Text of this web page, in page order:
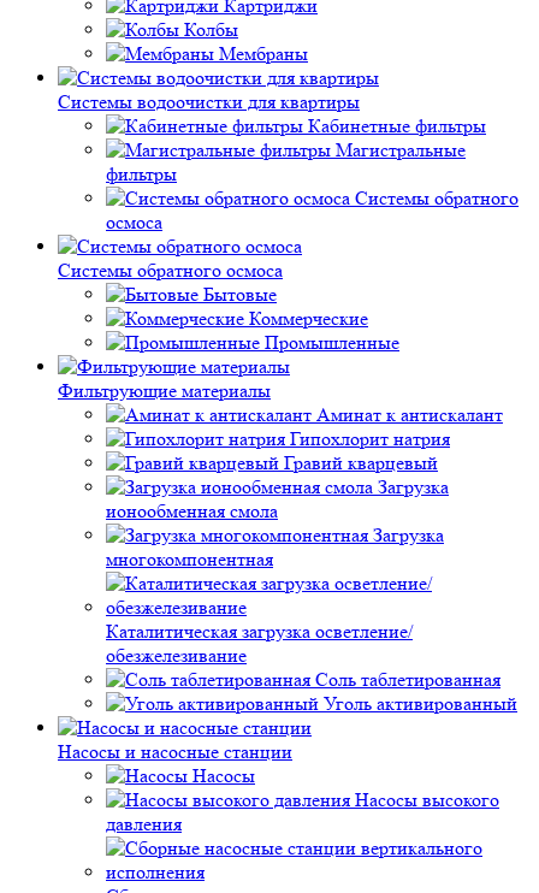
Картриджи
Колбы
Мембраны
Системы водоочистки для квартиры
Кабинетные фильтры
Магистральные
фильтры
Системы обратного
осмоса
Системы обратного осмоса
Бытовые
Коммерческие
Промышленные
Фильтрующие материалы
Аминат к антискалант
Гипохлорит натрия
Гравий кварцевый
Загрузка
ионообменная смола
Загрузка
многокомпонентная
Каталитическая загрузка осветление/
обезжелезивание
Соль таблетированная
Уголь активированный
Насосы и насосные станции
Насосы
Насосы высокого
давления